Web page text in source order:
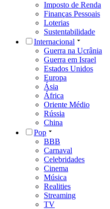
Imposto de Renda
Finanças Pessoais
Loterias
Sustentabilidade
Internacional
Guerra na Ucrânia
Guerra em Israel
Estados Unidos
Europa
Ásia
África
Oriente Médio
Rússia
China
Pop
BBB
Carnaval
Celebridades
Cinema
Música
Realities
Streaming
TV